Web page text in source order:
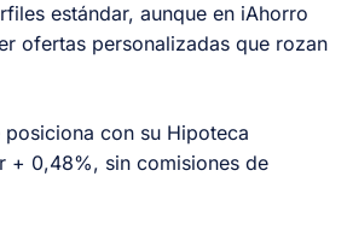
estándar, aunque en iAhorro
ofertas personalizadas que rozan
posiciona con su Hipoteca
+ 0,48%, sin comisiones de